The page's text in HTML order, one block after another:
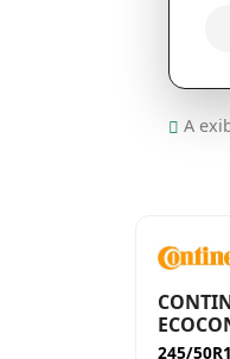
A
245/